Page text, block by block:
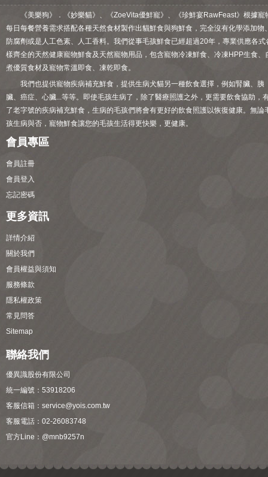
《美樂狗》．《妙樂貓》、《ZoeVita優鮮寵》、《珍鮮宴RawFeast》根據寵
每日每餐營養需求搭配各種天然食材製作出貓鮮食與狗鮮食，完全沒有化學添加物
防腐劑或是人工色素、人工香料。我們從事毛孩鮮食已經超過20年，專業供應各式
樣齊全的天然健康寵物鮮食及天然寵物用品，包含寵物冷凍鮮食、冷凍HPP生食、
煮優質食材及寵物常溫即食、凍乾即食。
我們也提供寵物疾病補充鮮食，提供生病犬貓另一種飲食選擇，例如腎臟、胰
臟、癌症、心臟...等等。即使毛孩生病了，除了醫療照護之外，更需要飲食協助，
了老字號的疾病補充鮮食，生病的毛孩們將會有更好的飲食照護以恢復健康。無論
孩生病與否，寵物鮮食讓您的毛孩生活得更快樂，更健康。
會員專區
會員註冊
會員登入
忘記密碼
更多資訊
詳情介紹
關於我們
會員權益與須知
服務條款
隱私權政策
常見問答
Sitemap
聯絡我們
優異識股份有限公司
統一編號：53918206
客服信箱： service@yois.com.tw
客服電話：02-26083748
官方Line： @mnb9257n